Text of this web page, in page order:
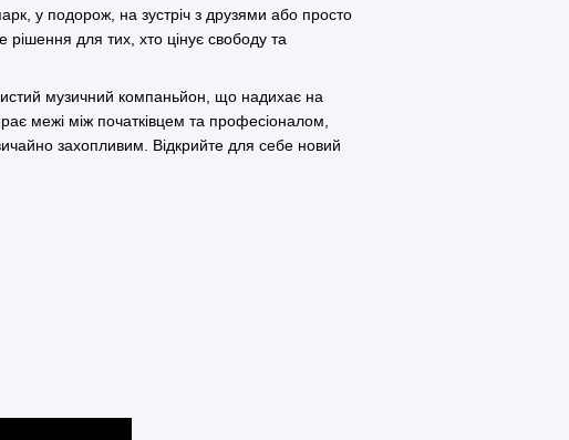
у подорож, на зустріч з друзями або просто
для тих, хто цінує свободу та
музичний компаньйон, що надихає на
межі між початківцем та професіоналом,
захопливим. Відкрийте для себе новий